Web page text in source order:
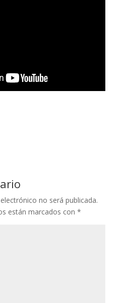
no será publicada.
están marcados con *